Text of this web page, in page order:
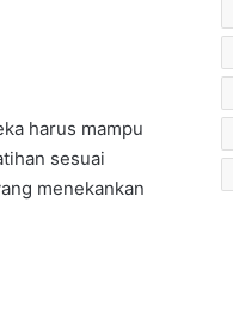
harus mampu
sesuai
menekankan